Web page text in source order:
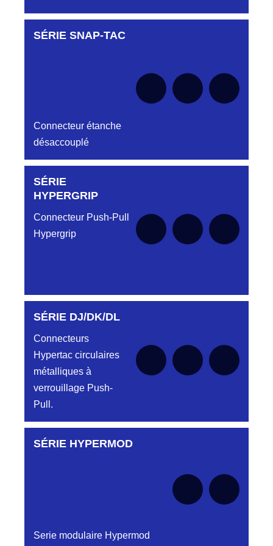
Aucune pièce disponible pour cette série pour
SÉRIE SNAP-TAC
Connecteur étanche
désaccouplé
Aucune pièce disponible pour cette série pour
SÉRIE
HYPERGRIP
Connecteur Push-Pull
Hypergrip
Aucune pièce disponible pour cette série pour
SÉRIE DJ/DK/DL
Connecteurs
Hypertac circulaires
métalliques à
verrouillage Push-
Pull.
Aucune pièce disponible pour cette série pour
SÉRIE HYPERMOD
Serie modulaire Hypermod